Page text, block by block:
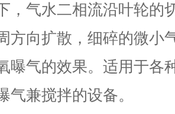
，气水二相流沿叶轮的
方向扩散，细碎的微小
曝气的效果。适用于各
气兼搅拌的设备。